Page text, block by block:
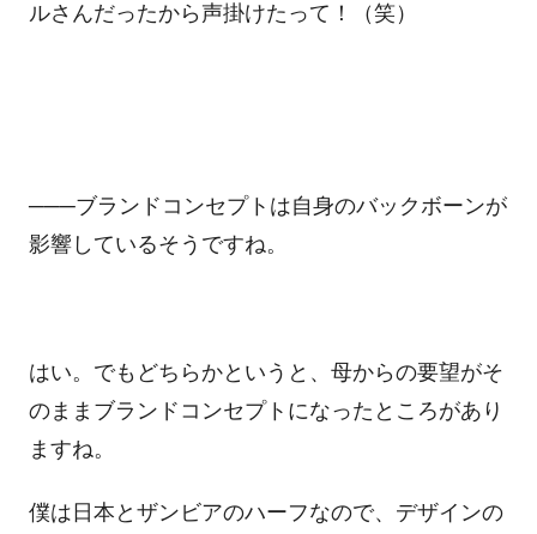
ルさんだったから声掛けたって！（笑）
───ブランドコンセプトは自身のバックボーンが
影響しているそうですね。
はい。でもどちらかというと、母からの要望がそ
のままブランドコンセプトになったところがあり
ますね。
僕は日本とザンビアのハーフなので、デザインの